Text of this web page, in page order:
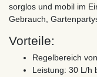
sorglos und mobil im
Gebrauch,
Vorteile:
Regelbereich
Leistung: 30 L/h